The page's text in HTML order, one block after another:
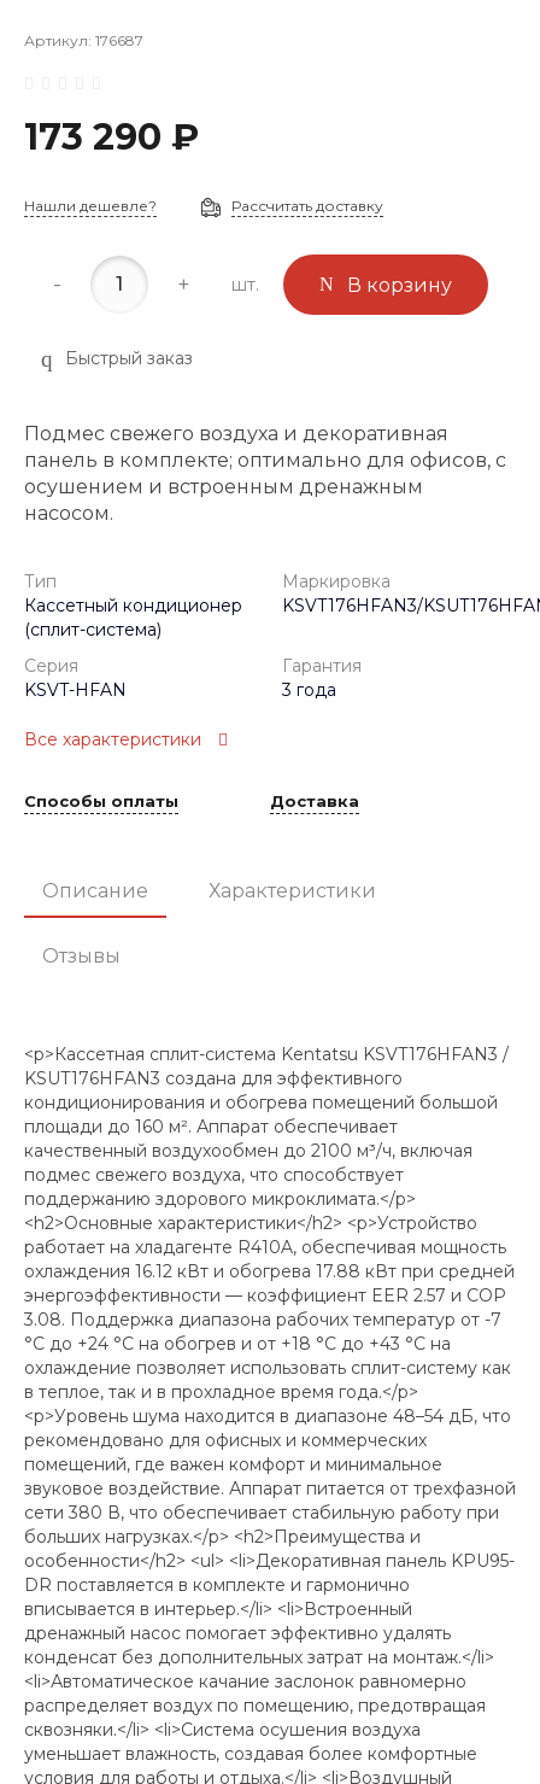
Артикул: 176687
173 290 ₽
Нашли дешевле? Рассчитать доставку
- + шт. В корзину
Быстрый заказ
Подмес свежего воздуха и декоративная
панель в комплекте; оптимально для офисов, с
осушением и встроенным дренажным
насосом.
Тип
Кассетный кондиционер
(сплит-система)
Маркировка
KSVT176HFAN3/
Серия
KSVT-HFAN
Гарантия
3 года
Все характеристики
Способы оплаты Доставка
Описание Характеристики
Отзывы
<p>Кассетная сплит-система Kentatsu KSVT176HFAN3 /
KSUT176HFAN3 создана для эффективного
кондиционирования и обогрева помещений большой
площади до 160 м². Аппарат обеспечивает
качественный воздухообмен до 2100 м³/ч, включая
подмес свежего воздуха, что способствует
поддержанию здорового микроклимата.</p>
<h2>Основные характеристики</h2> <p>Устройство
работает на хладагенте R410A, обеспечивая мощность
охлаждения 16.12 кВт и обогрева 17.88 кВт при средней
энергоэффективности — коэффициент EER 2.57 и COP
3.08. Поддержка диапазона рабочих температур от -7
°C до +24 °C на обогрев и от +18 °C до +43 °C на
охлаждение позволяет использовать сплит-систему как
в теплое, так и в прохладное время года.</p>
<p>Уровень шума находится в диапазоне 48–54 дБ, что
рекомендовано для офисных и коммерческих
помещений, где важен комфорт и минимальное
звуковое воздействие. Аппарат питается от трехфазной
сети 380 В, что обеспечивает стабильную работу при
больших нагрузках.</p> <h2>Преимущества и
особенности</h2> <ul> <li>Декоративная панель KPU95-
DR поставляется в комплекте и гармонично
вписывается в интерьер.</li> <li>Встроенный
дренажный насос помогает эффективно удалять
конденсат без дополнительных затрат на монтаж.</li>
<li>Автоматическое качание заслонок равномерно
распределяет воздух по помещению, предотвращая
сквозняки.</li> <li>Система осушения воздуха
уменьшает влажность, создавая более комфортные
условия для работы и отдыха.</li> <li>Воздушный